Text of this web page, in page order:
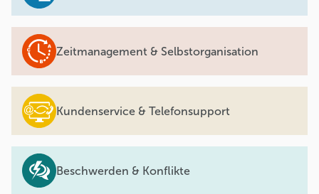
Zeitmanagement & Selbstorganisation
Kundenservice & Telefonsupport
Beschwerden & Konflikte